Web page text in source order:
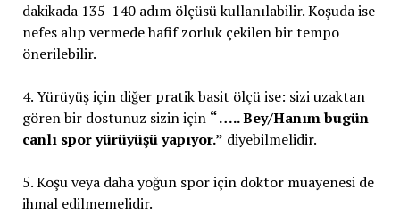
dakikada 135-140 adım ölçüsü kullanılabilir. Koşuda ise
nefes alıp vermede hafif zorluk çekilen bir tempo
önerilebilir.
4. Yürüyüş için diğer pratik basit ölçü ise: sizi uzaktan
gören bir dostunuz sizin için “ ….. Bey/Hanım bugün
canlı spor yürüyüşü yapıyor.” diyebilmelidir.
5. Koşu veya daha yoğun spor için doktor muayenesi de
ihmal edilmemelidir.